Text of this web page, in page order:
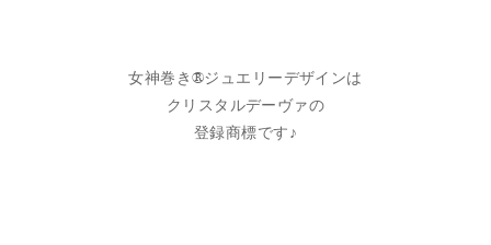
女神巻き®ジュエリーデザインは
クリスタルデーヴァの
登録商標です♪